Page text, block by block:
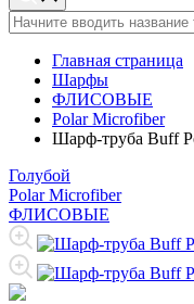
Главная страница
Шарфы
ФЛИСОВЫЕ
Polar Microfiber
Шарф-труба Buff
Голубой
Polar Microfiber
ФЛИСОВЫЕ